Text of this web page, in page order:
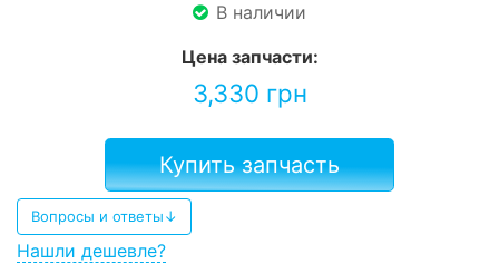
В наличии
Цена запчасти:
3,330 грн
Купить запчасть
Вопросы и ответы↓
Нашли дешевле?